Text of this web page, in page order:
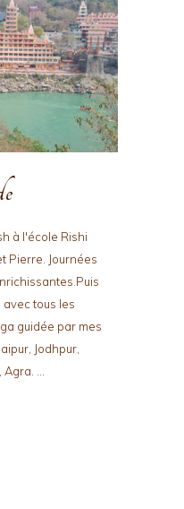
à l'école Rishi
Pierre. Journées
tous les
guidée par mes
Jodhpur,
...